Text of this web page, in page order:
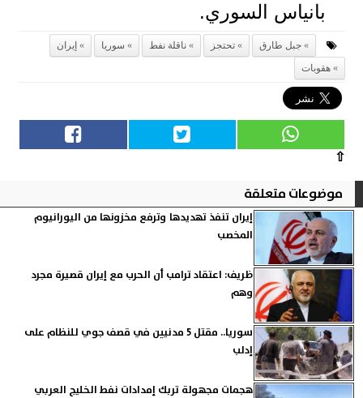
بانياس السوري.
جبل طارق تحتجز ناقلة نفط سوريا
إيران
هقوبات
⇧
موضوعات متعلقة
إيران تنفذ تهديدها وترفع مخزونها من اليورانيوم
المخصب
ظريف: اعتقاد ترامب أن الحرب مع إيران قصيرة مجرد
وهم
سوريا.. مقتل 5 مدنيين في قصف جوي للنظام على
إدلب
هجمات مجهولة تربك إمدادات نفط الخليج العربي